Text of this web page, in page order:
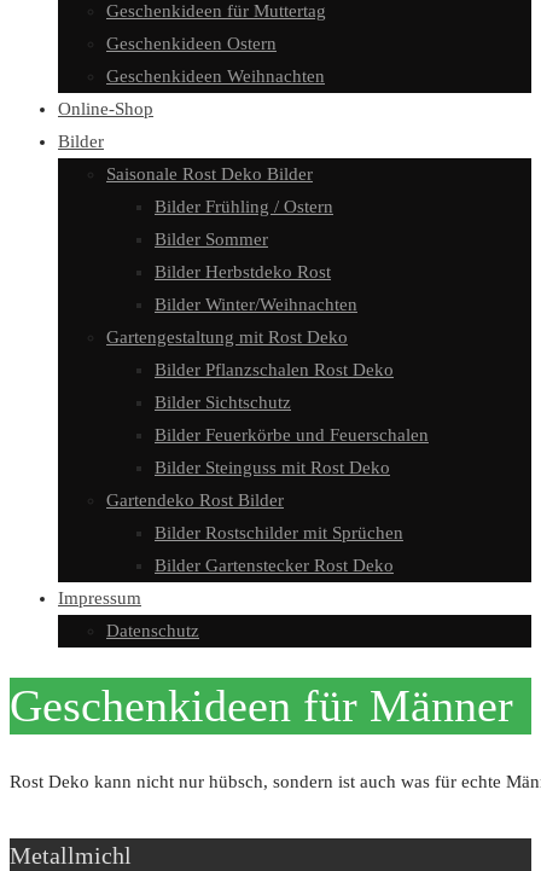
Geschenkideen für Muttertag
Geschenkideen Ostern
Geschenkideen Weihnachten
Online-Shop
Bilder
Saisonale Rost Deko Bilder
Bilder Frühling / Ostern
Bilder Sommer
Bilder Herbstdeko Rost
Bilder Winter/Weihnachten
Gartengestaltung mit Rost Deko
Bilder Pflanzschalen Rost Deko
Bilder Sichtschutz
Bilder Feuerkörbe und Feuerschalen
Bilder Steinguss mit Rost Deko
Gartendeko Rost Bilder
Bilder Rostschilder mit Sprüchen
Bilder Gartenstecker Rost Deko
Impressum
Datenschutz
Geschenkideen für Männer
Rost Deko kann nicht nur hübsch, sondern ist auch was für echte
Metallmichl